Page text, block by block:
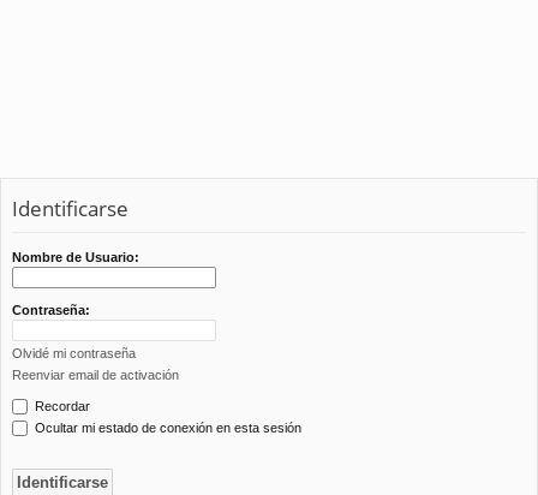
Identificarse
Nombre de Usuario:
Contraseña:
Olvidé mi contraseña
Reenviar email de activación
Recordar
Ocultar mi estado de conexión en esta sesión